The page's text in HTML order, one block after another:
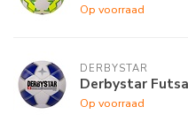
Op voorraad
DERBYSTAR
Derbystar
Op voorraad